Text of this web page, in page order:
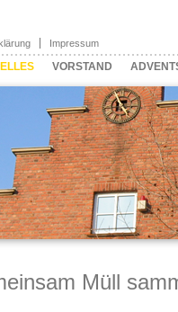
Impressum
VORSTAND
Müll